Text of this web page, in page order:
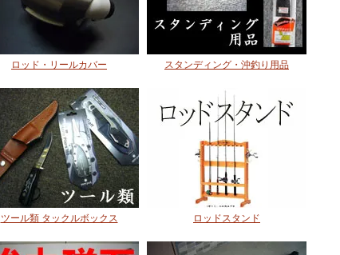
ロッド・リールカバー スタンディング・沖釣り用品
ツール類 タックルボックス ロッドスタンド